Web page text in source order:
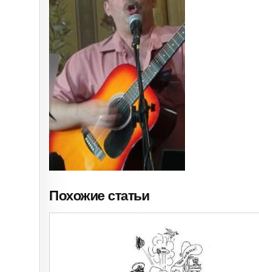
Похожие статьи